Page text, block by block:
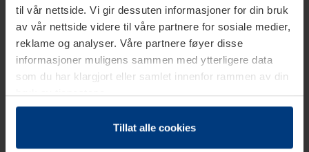
til vår nettside. Vi gir dessuten informasjoner for din bruk
av vår nettside videre til våre partnere for sosiale medier,
reklame og analyser. Våre partnere føyer disse
informasjoner muligens sammen med ytterligere data
som du har klargjort eller samlet innenfor rammen av din
bruk av tjenestene.
Etter loven kan vi lagre informasjonskapsler på din
datamaskin, hvis disse er absolutt nødvendig for drift av
Tillat alle cookies